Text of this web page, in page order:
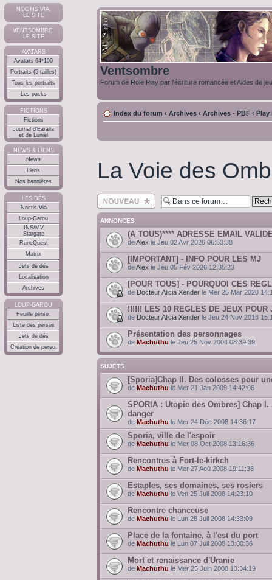
NOCTIS VIA,
LE SITE
VENTSOMBRE,
LE SITE
AVATARS
Avatars 64*100
Portraits (5 tailles)
Tous les portraits
Les packs
FICTIONS
Fictions
Journal d'Earalia
et de Luniel
NEWS & LIENS
News
Liens
Nos bannières
LES DÉS
Noctis Via
Loup-Garou
INS/MV
Stargate
RuneQuest
Matrix
Jets de dés
Localisation
Archives
LOUP-GAROU
Feuille perso.
Liste des persos
Jets de dés
Création de perso.
Ventsombre
Forum de Role Play par l'écriture romancée et Aides de
Index du forum ‹ Archives ‹ Archives - PBF ‹ Play
La Voie des
Ecrire un nouveau
sujet
ANNONCES
(A TOUS)**** ADRESSE EMAIL
deAlex le Jeu 02 Avr 2026 06:53:38
[IMPORTANT] - INFO POUR LES MJ
deAlex le Jeu 05 Fév 2026 12:35:23
[POUR TOUS] - POURQUOI CES
de Docteur Alicia Xender le Mer 25 Mar 2020
!!!!!! LES 10 REGLES DE JEUX POUR
de Docteur Alicia Xender le Jeu 24 Nov 2016
Présentation des personnages
de Machuthu le Jeu 25 Nov 2004 08:39:39
SUJETS
[Sporia]Chap II. Des colosses pour
de Machuthu le Mer 21 Jan 2009 14:42:06
SPORIA : Utopie des Ombres] Chap I.
danger
de Machuthu le Mer 24 Déc 2008 14:36:17
Sporia, ville de l'espoir
de Machuthu le Mer 08 Oct 2008 13:16:36
Rencontres à Fort-le-kirkch
de Machuthu le Mer 27 Aoû 2008 19:11:38
Estaples, ses domaines, ses rosiers
de Machuthu le Ven 25 Juil 2008 14:23:10
Rencontre chanceuse
de Machuthu le Lun 28 Juil 2008 14:33:09
Place de la fontaine, à l'est du port
de Machuthu le Lun 07 Juil 2008 13:00:36
Mort et renaissance d'Uranie
de Machuthu le Mer 25 Juin 2008 13:34:19